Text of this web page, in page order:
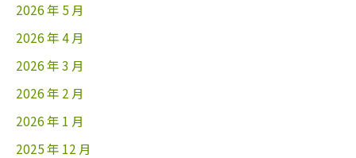
2026 年 5 月
2026 年 4 月
2026 年 3 月
2026 年 2 月
2026 年 1 月
2025 年 12 月